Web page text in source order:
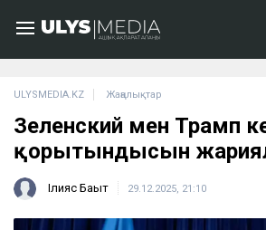
ULYSMEDIA.KZ Жаңалықтар
Зеленский мен Трамп
қорытындысын
Ілияс Бақыт 29.12.2025, 21:10